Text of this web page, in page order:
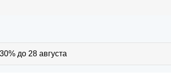
до 28 августа